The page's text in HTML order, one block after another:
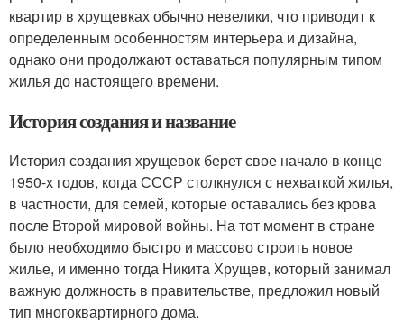
квартир в хрущевках обычно невелики, что приводит к
определенным особенностям интерьера и дизайна,
однако они продолжают оставаться популярным типом
жилья до настоящего времени.
История создания и название
История создания хрущевок берет свое начало в конце
1950-х годов, когда СССР столкнулся с нехваткой жилья,
в частности, для семей, которые оставались без крова
после Второй мировой войны. На тот момент в стране
было необходимо быстро и массово строить новое
жилье, и именно тогда Никита Хрущев, который занимал
важную должность в правительстве, предложил новый
тип многоквартирного дома.